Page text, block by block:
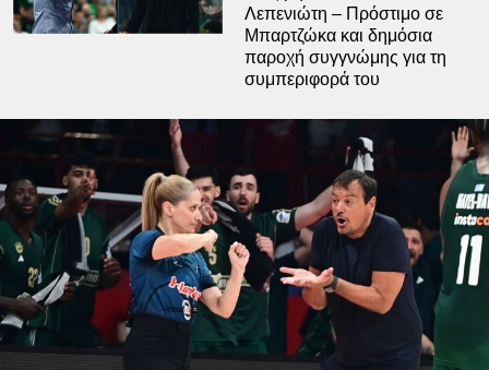
Λεπενιώτη – Πρόστιμο σε
Μπαρτζώκα και δημόσια
παροχή συγγνώμης για τη
συμπεριφορά του